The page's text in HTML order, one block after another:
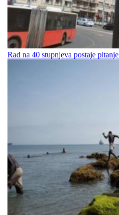
Rad na 40 stupnjeva postaje